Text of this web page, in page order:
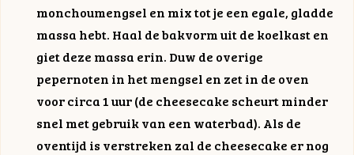
monchoumengsel en mix tot je een egale, gladde
massa hebt. Haal de bakvorm uit de koelkast en
giet deze massa erin. Duw de overige
pepernoten in het mengsel en zet in de oven
voor circa 1 uur (de cheesecake scheurt minder
snel met gebruik van een waterbad). Als de
oventijd is verstreken zal de cheesecake er nog